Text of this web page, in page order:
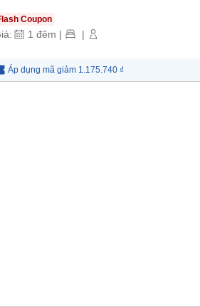
Coupon
1 đêm | |
Áp dụng mã giảm 1.175.740 ₫